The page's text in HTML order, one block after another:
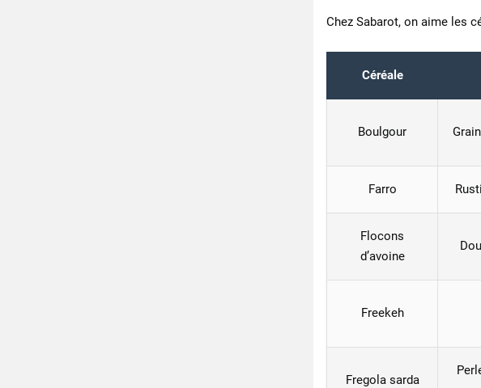
Chez Sabarot, on aime les
Céréale
Boulgour
Farro
Flocons
d’avoine
Freekeh
Fregola sarda